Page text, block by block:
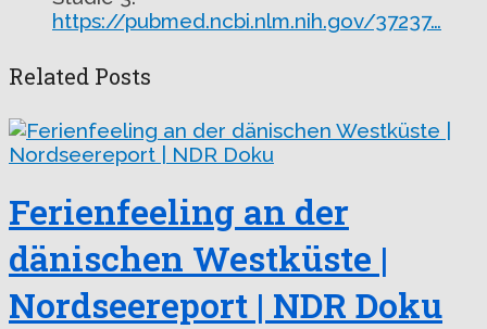
https://pubmed.ncbi.nlm.nih.gov/37237…
Related Posts
Ferienfeeling an der
dänischen Westküste |
Nordseereport | NDR Doku